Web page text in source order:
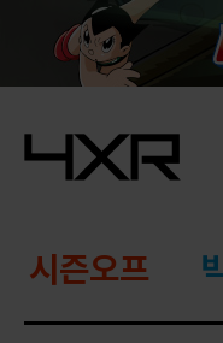
시즌오프